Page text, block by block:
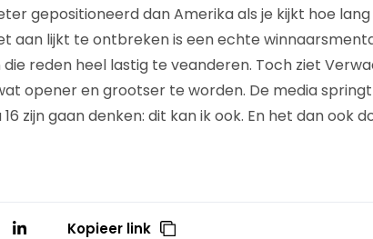
gepositioneerd dan Amerika als je kijkt hoe
aan lijkt te ontbreken is een echte
reden heel lastig te veanderen. Toch ziet
opener en grootser te worden. De media
zijn gaan denken: dit kan ik ook. En het dan ook
Kopieer link